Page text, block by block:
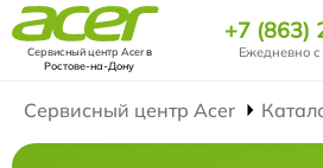
Сервисный центр Acerв
Ростове-на-Дону
+7 (863)
Ежедневно
Сервисный центр Acer